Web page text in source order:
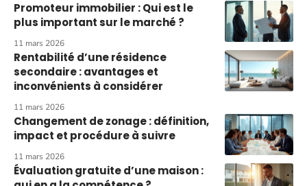
Promoteur immobilier : Qui est le
plus important sur le marché ?
11 mars 2026
Rentabilité d’une résidence
secondaire : avantages et
inconvénients à considérer
11 mars 2026
Changement de zonage : définition,
impact et procédure à suivre
11 mars 2026
Évaluation gratuite d’une maison :